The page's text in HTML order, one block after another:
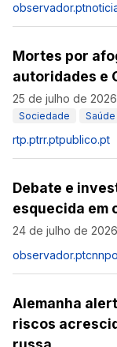
observador.pt
Mortes por
autoridades e
25 de julho de 2026
Sociedade Saúde
rtp.ptrr.ptpublico.pt
Debate e
esquecida em
24 de julho de 2026
observador.pt
Alemanha
riscos